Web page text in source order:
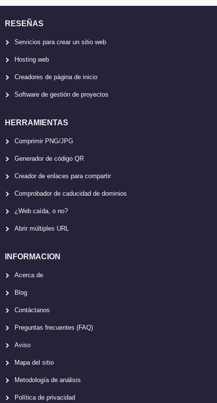
RESEÑAS
Servicios para crear un sitio web
Hosting web
Creadores de página de inicio
Software de gestión de proyectos
HERRAMIENTAS
Comprimir PNG/JPG
Generador de código QR
Creador de enlaces para compartir
Comprobador de caducidad de dominios
¿Web caída, o no?
Abrir múltiples URL
INFORMACION
Acerca de
Blog
Contáctanos
Preguntas frecuentes (FAQ)
Aviso
Mapa del sitio
Metodología de análisis
Política de privacidad